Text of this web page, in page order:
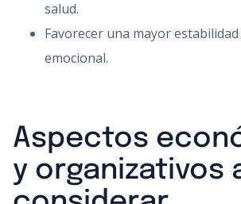
salud.
Favorecer una mayor
emocional.
Aspectos
y organizativos